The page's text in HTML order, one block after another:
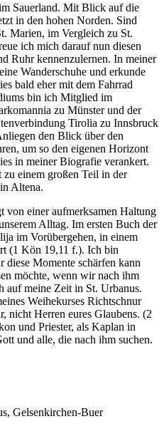
Sauerland. Mit Blick auf die
in den hohen Norden. Sind
Marien, im Vergleich zu St.
ich mich darauf nun diesen
Ruhr kennenzulernen. In meiner
Wanderschuhe und erkunde
bald eher mit dem Fahrrad
bin ich Mitglied im
zu Münster und der
Tirolia zu Innsbruck
den Blick über den
um so den eigenen Horizont
in meiner Biografie verankert.
einem großen Teil in der
Altena.
von einer aufmerksamen Haltung
Alltag. Im ersten Buch der
im Vorübergehen, in einem
(1 Kön 19,11 f.). Ich bin
diese Momente schärfen kann
möchte, wenn wir nach ihm
auf meine Zeit in St. Urbanus.
Weihekurses Richtschnur
nicht Herren eures Glaubens. (2
und Priester, als Kaplan in
und alle, die nach ihm suchen.
Gelsenkirchen-Buer